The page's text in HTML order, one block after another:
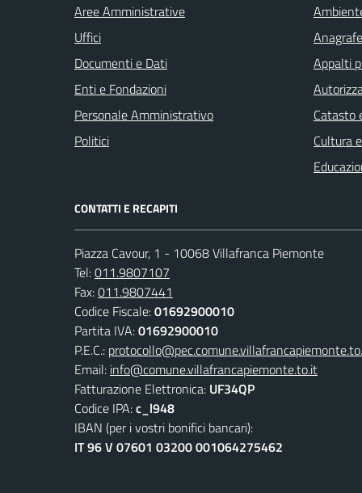
Aree Amministrative
Uffici
Documenti e Dati
Enti e Fondazioni
Personale Amministrativo
Politici
Appalti
Catasto
Cultura
CONTATTI E RECAPITI
Piazza Cavour, 1 - 10068 Villafranca Piemonte
Tel:011.9807107
Fax:011.9807441
Codice Fiscale:01692900010
Partita IVA:01692900010
P.E.C.:
Email: info@comune.villafrancapiemonte.to.it
Fatturazione Elettronica: UF34QP
Codice IPA:c_l948
IBAN (per i vostri bonifici bancari):
IT 96 V 07601 03200 001064275462